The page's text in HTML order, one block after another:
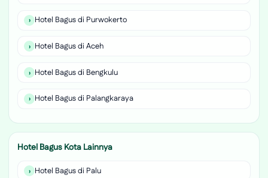
Hotel Bagus di Purwokerto
Hotel Bagus di Aceh
Hotel Bagus di Bengkulu
Hotel Bagus di Palangkaraya
Hotel Bagus Kota Lainnya
Hotel Bagus di Palu